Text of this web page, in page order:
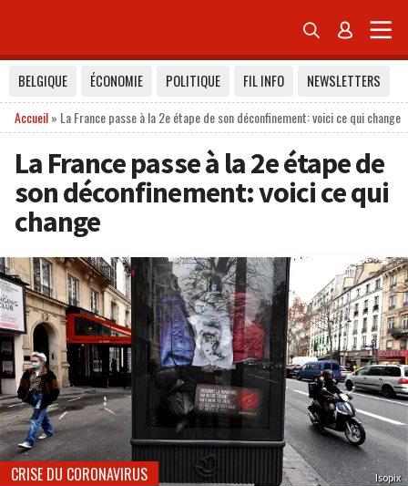
 
BELGIQUE ÉCONOMIE POLITIQUE FIL INFO
NEWSLETTERS
Accueil» La France passe à la 2e étape de son déconfinement: voici ce qui change
La France passe à la 2e étape de
son déconfinement: voici ce qui
change
Isopix
CRISE DU CORONAVIRUS